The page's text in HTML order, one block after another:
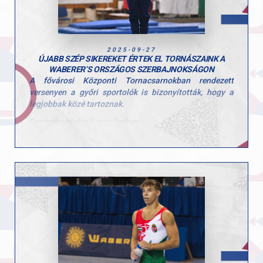
2025-09-27
ÚJABB SZÉP SIKEREKET ÉRTEK EL TORNÁSZAINK A
WABERER’S ORSZÁGOS SZERBAJNOKSÁGON
A fővárosi Központi Tornacsarnokban rendezett
versenyen a győri sportolók is bizonyították, hogy a
legjobbak közé tartoznak.
Eredményeink női mezőnyben
• Péter Sára ugrásban ezüstérmet szerzett (13.150)
Eredményeink férfi mezőnyben
• Ugrás: Molnár Botond ezüst (13.550), Tomcsányi
Benedek bronz (12.850)
• Lólengés: Mészáros Krisztofer arany (14.150),
Tomcsányi Benedek bronz (13.000)
• Talaj: Tomcsányi Benedek arany (13.400)